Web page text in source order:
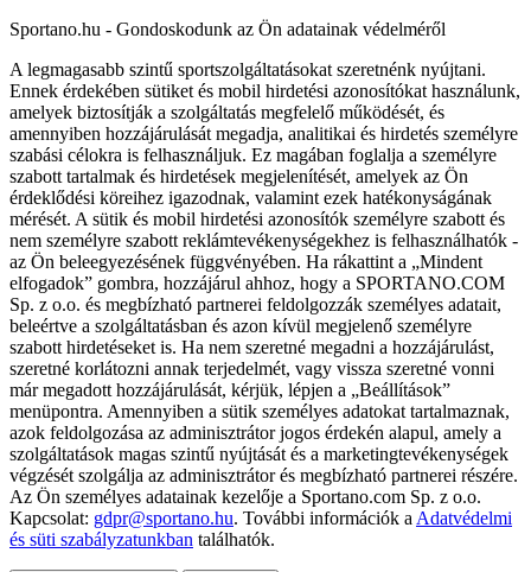
Sportano.hu - Gondoskodunk az Ön adatainak védelméről
A legmagasabb szintű sportszolgáltatásokat szeretnénk nyújtani.
Ennek érdekében sütiket és mobil hirdetési azonosítókat használunk,
amelyek biztosítják a szolgáltatás megfelelő működését, és
amennyiben hozzájárulását megadja, analitikai és hirdetés személyre
szabási célokra is felhasználjuk. Ez magában foglalja a személyre
szabott tartalmak és hirdetések megjelenítését, amelyek az Ön
érdeklődési köreihez igazodnak, valamint ezek hatékonyságának
mérését. A sütik és mobil hirdetési azonosítók személyre szabott és
nem személyre szabott reklámtevékenységekhez is felhasználhatók -
az Ön beleegyezésének függvényében. Ha rákattint a „Mindent
elfogadok” gombra, hozzájárul ahhoz, hogy a SPORTANO.COM
Sp. z o.o. és megbízható partnerei feldolgozzák személyes adatait,
beleértve a szolgáltatásban és azon kívül megjelenő személyre
szabott hirdetéseket is. Ha nem szeretné megadni a hozzájárulást,
szeretné korlátozni annak terjedelmét, vagy vissza szeretné vonni
már megadott hozzájárulását, kérjük, lépjen a „Beállítások”
menüpontra. Amennyiben a sütik személyes adatokat tartalmaznak,
azok feldolgozása az adminisztrátor jogos érdekén alapul, amely a
szolgáltatások magas szintű nyújtását és a marketingtevékenységek
végzését szolgálja az adminisztrátor és megbízható partnerei részére.
Az Ön személyes adatainak kezelője a Sportano.com Sp. z o.o.
Kapcsolat: gdpr@sportano.hu. További információk a Adatvédelmi
és süti szabályzatunkban találhatók.